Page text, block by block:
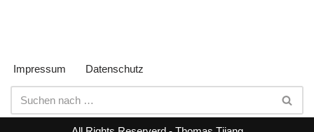
Impressum Datenschutz